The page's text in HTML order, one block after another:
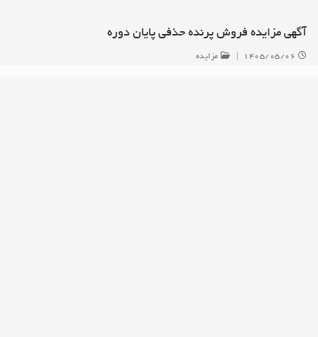
آگهی مزایده فروش پرنده حذفی پایان دوره
۱۴۰۵/۰۵/۰۶ مزایده